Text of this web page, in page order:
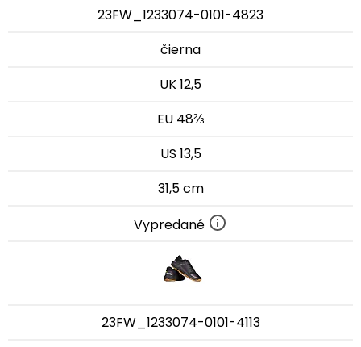
23FW_1233074-0101-4823
čierna
UK 12,5
EU 48⅔
US 13,5
31,5 cm
Vypredané
23FW_1233074-0101-4113